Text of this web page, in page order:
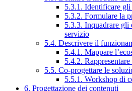
5.3.1. Identificare
5.3.2. Formulare la
5.3.3. Inquadrare gli
servizio
5.4. Descrivere il
5.4.1. Mappare
5.4.2.
5.5. Co-progettare le
5.5.1. Workshop di
6. Progettazione dei contenuti